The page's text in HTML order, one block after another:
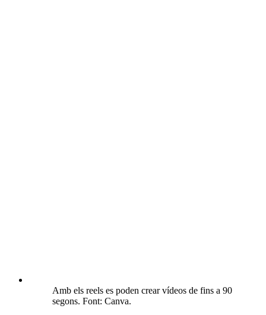
Amb els reels es poden crear vídeos de fins a 90
segons. Font: Canva.